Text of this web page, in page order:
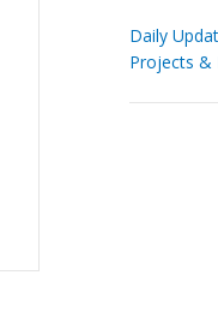
Daily
Projects &